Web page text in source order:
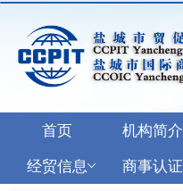
首页 机构简介
经贸信息
商事认证